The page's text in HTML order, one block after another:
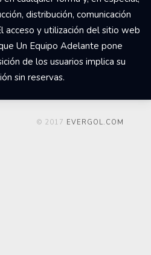
distribución, comunicación
acceso y utilización del sitio web
Un Equipo Adelante pone
de los usuarios implica su
sin reservas.
© 2017 EVERGOL.COM